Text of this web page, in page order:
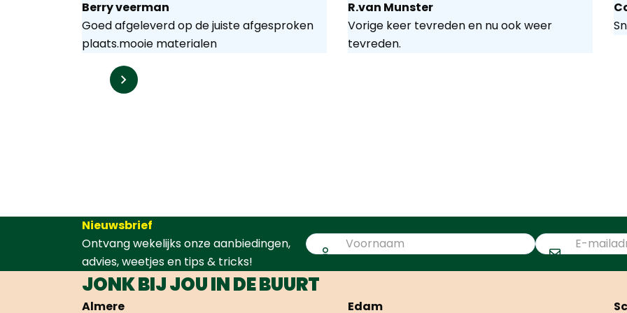
Berry veerman
Goed afgeleverd op de juiste afgesproken
plaats.mooie materialen
R.van Munster
Vorige keer tevreden en nu ook weer
tevreden.
Nieuwsbrief
Ontvang wekelijks onze aanbiedingen,
advies, weetjes en tips & tricks!
JONK BIJ JOU IN DE BUURT
Almere Edam